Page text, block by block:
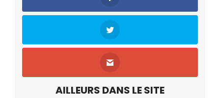
AILLEURS DANS LE SITE